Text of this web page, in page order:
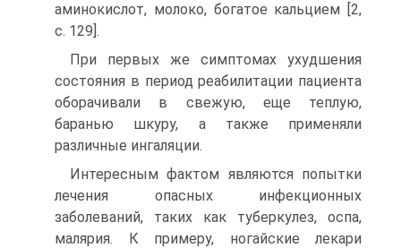
аминокислот, молоко, богатое кальцием [2,
c. 129].
При первых же симптомах ухудшения
состояния в период реабилитации пациента
оборачивали в свежую, еще теплую,
баранью шкуру, а также применяли
различные ингаляции.
Интересным фактом являются попытки
лечения опасных инфекционных
заболеваний, таких как туберкулез, оспа,
малярия. К примеру, ногайские лекари